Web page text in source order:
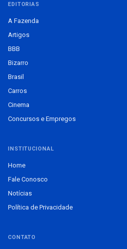
EDITORIAS
A Fazenda
Artigos
BBB
Bizarro
Brasil
Carros
Cinema
Concursos e Empregos
INSTITUCIONAL
Home
Fale Conosco
Notícias
Política de Privacidade
CONTATO